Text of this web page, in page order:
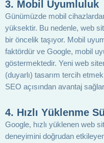
3. Mobil Uyumluluk
Günümüzde mobil
yüksektir. Bu nedenle, web
bir öncelik taşıyor. Mobil
faktördür ve Google, mobil
göstermektedir. Yeni web
(duyarlı) tasarım tercih
SEO açısından avantaj
4. Hızlı Yüklenme
Google, hızlı yüklenen web
deneyimini doğrudan